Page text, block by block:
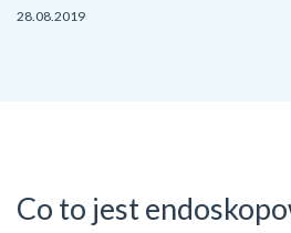
28.08.2019
Co to jest